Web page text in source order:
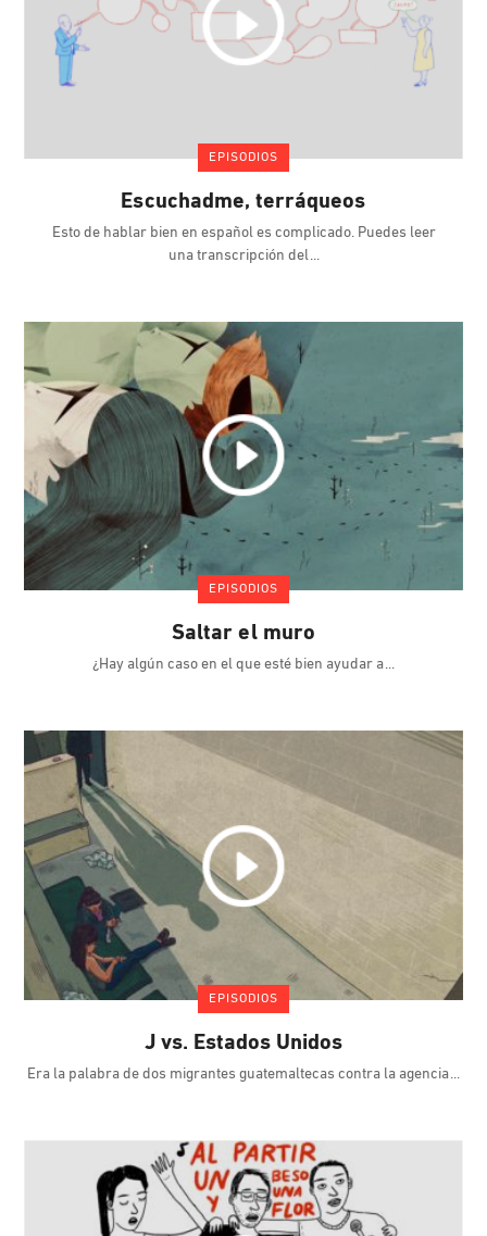
EPISODIOS
Escuchadme, terráqueos
Esto de hablar bien en español es complicado. Puedes leer
una transcripción del
EPISODIOS
Saltar el muro
¿Hay algún caso en el que esté bien ayudar a
EPISODIOS
J vs. Estados Unidos
Era la palabra de dos migrantes guatemaltecas contra la agencia